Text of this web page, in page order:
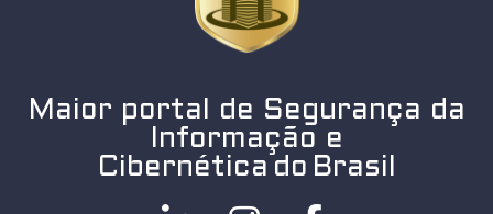
Maior portal de Segurança da
Informação e
Cibernética do Brasil